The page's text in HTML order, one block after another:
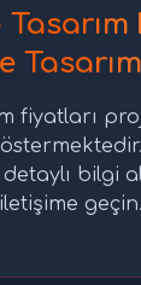
fiyatları
bilgi
iletişime geçin.